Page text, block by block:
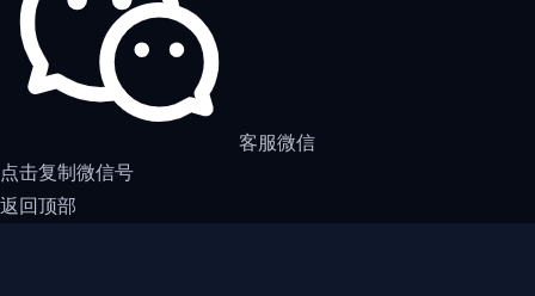
客服微信
点击复制微信号
返回顶部